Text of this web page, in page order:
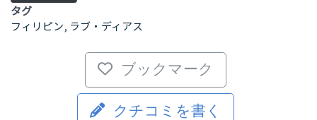
タグ
フィリピン, ラブ・ディアス
ブックマーク
クチコミを書く